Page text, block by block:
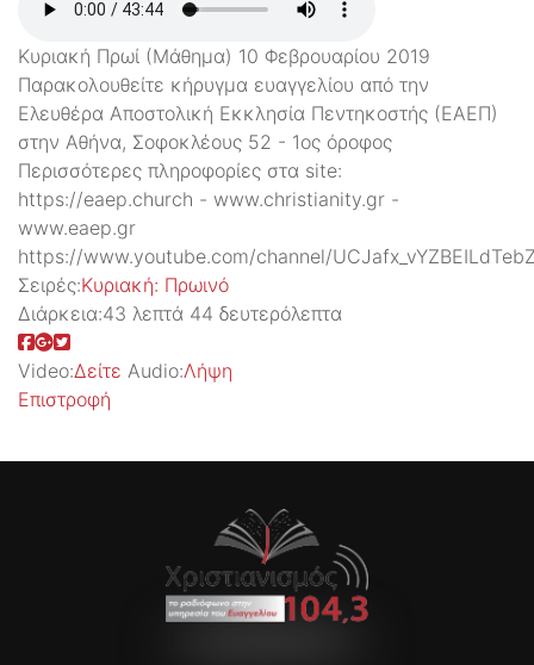
Κυριακή Πρωί (Μάθημα) 10 Φεβρουαρίου 2019
Παρακολουθείτε κήρυγμα ευαγγελίου από την
Ελευθέρα Αποστολική Εκκλησία Πεντηκοστής (ΕΑΕΠ)
στην Αθήνα, Σοφοκλέους 52 - 1ος όρoφος
Περισσότερες πληροφορίες στα site:
https://eaep.church - www.christianity.gr -
www.eaep.gr
https://www.youtube.com/channel/
Σειρές:Kυριακή: Πρωινό
Διάρκεια:43 λεπτά 44 δευτερόλεπτα
Video:Δείτε Audio:Λήψη
Επιστροφή